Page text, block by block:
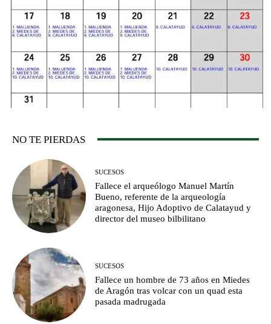
NO TE PIERDAS
SUCESOS
Fallece el arqueólogo Manuel Martín
Bueno, referente de la arqueología
aragonesa, Hijo Adoptivo de Calatayud y
director del museo bilbilitano
SUCESOS
Fallece un hombre de 73 años en Miedes
de Aragón tras volcar con un quad esta
pasada madrugada